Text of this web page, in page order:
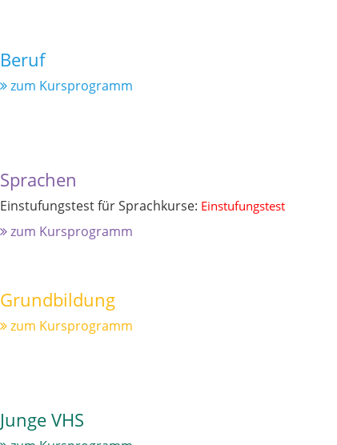
Beruf
zum Kursprogramm
Sprachen
Einstufungstest für Sprachkurse: Einstufungstest
zum Kursprogramm
Grundbildung
zum Kursprogramm
Junge VHS